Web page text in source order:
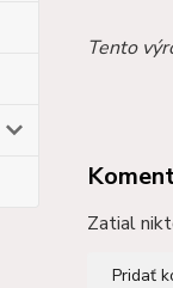
Tento
Zatial
Pridať